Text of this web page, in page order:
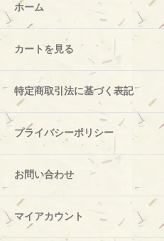
ホーム
カートを見る
特定商取引法に基づく表記
プライバシーポリシー
お問い合わせ
マイアカウント